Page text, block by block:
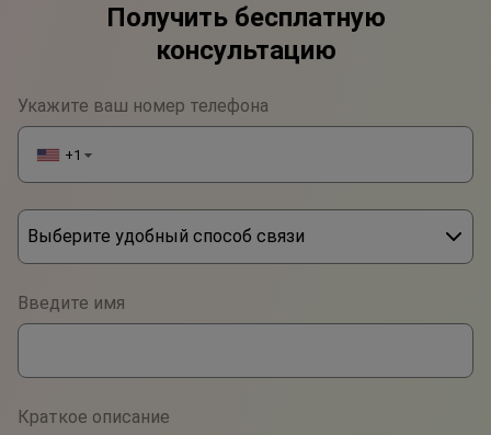
Получить бесплатную
консультацию
Укажите ваш номер телефона
+1 ▼
Выберите удобный способ связи
WhatsApp
Viber
Telegram
Введите имя
Краткое описание